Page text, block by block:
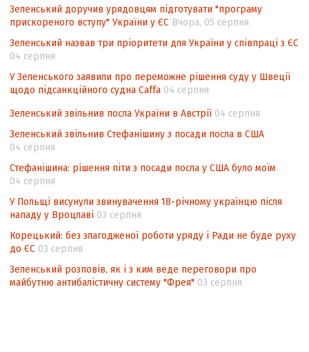
контексті євроінтеграції
Аналіз виборчого законодавства щодо
невизначеності механізму повторного
Інформаційна безпека суспільства
Зеленський доручив урядовцям підготувати "програму
прискореного вступу" України у ЄС Вчора, 05 серпня
Зеленський назвав три пріоритети для України у співпраці з ЄС
04 серпня
У Зеленського заявили про переможне рішення суду у Швеції
щодо підсанкційного судна Caffa 04 серпня
Зеленський звільнив посла України в Австрії 04 серпня
Зеленський звільнив Стефанішину з посади посла в США
04 серпня
Стефанішина: рішення піти з посади посла у США було моїм
04 серпня
У Польщі висунули звинувачення 18-річному українцю після
нападу у Вроцлаві 03 серпня
Корецький: без злагодженої роботи уряду і Ради не буде руху
до ЄС 03 серпня
Зеленський розповів, як і з ким веде переговори про
майбутню антибалістичну систему "Фрея" 03 серпня